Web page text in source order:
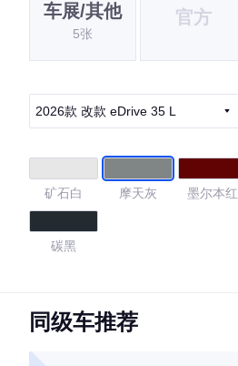
车展/其他
5张
官方
2026款 改款 eDrive 35 L
矿石白 摩天灰 墨尔本红
碳黑
4.74
同级车推荐